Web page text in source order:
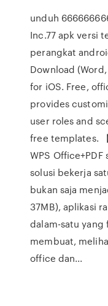
unduh
Inc.77 apk versi
perangkat
Download
for iOS. Free,
provides
user roles and
free templates.
WPS
solusi bekerja
bukan saja
37MB), aplikasi
dalam-satu yang
membuat,
office dan...